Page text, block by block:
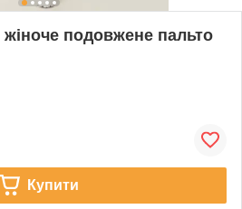
подовжене пальто
Купити